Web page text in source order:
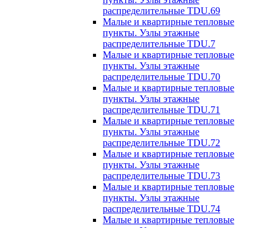
распределительные TDU.69
Малые и квартирные тепловые
пункты. Узлы этажные
распределительные TDU.7
Малые и квартирные тепловые
пункты. Узлы этажные
распределительные TDU.70
Малые и квартирные тепловые
пункты. Узлы этажные
распределительные TDU.71
Малые и квартирные тепловые
пункты. Узлы этажные
распределительные TDU.72
Малые и квартирные тепловые
пункты. Узлы этажные
распределительные TDU.73
Малые и квартирные тепловые
пункты. Узлы этажные
распределительные TDU.74
Малые и квартирные тепловые